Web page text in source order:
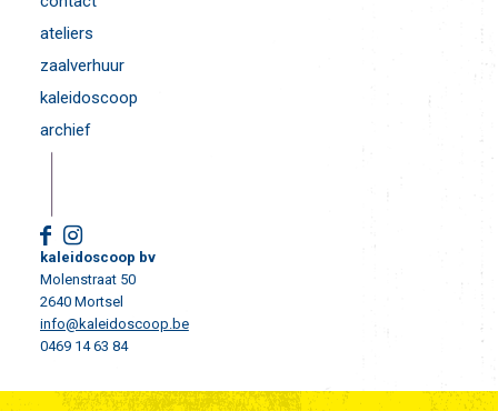
ateliers
zaalverhuur
kaleidoscoop
archief
kaleidoscoop bv
Molenstraat 50
2640 Mortsel
info@kaleidoscoop.be
0469 14 63 84